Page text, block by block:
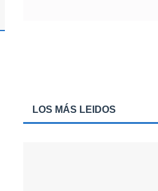
LOS MÁS LEIDOS